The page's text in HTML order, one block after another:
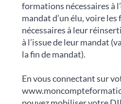
formations nécessaires à
mandat d’un élu, voire
nécessaires à leur
à l’issue de leur mandat
la fin de mandat).
En vous connectant sur